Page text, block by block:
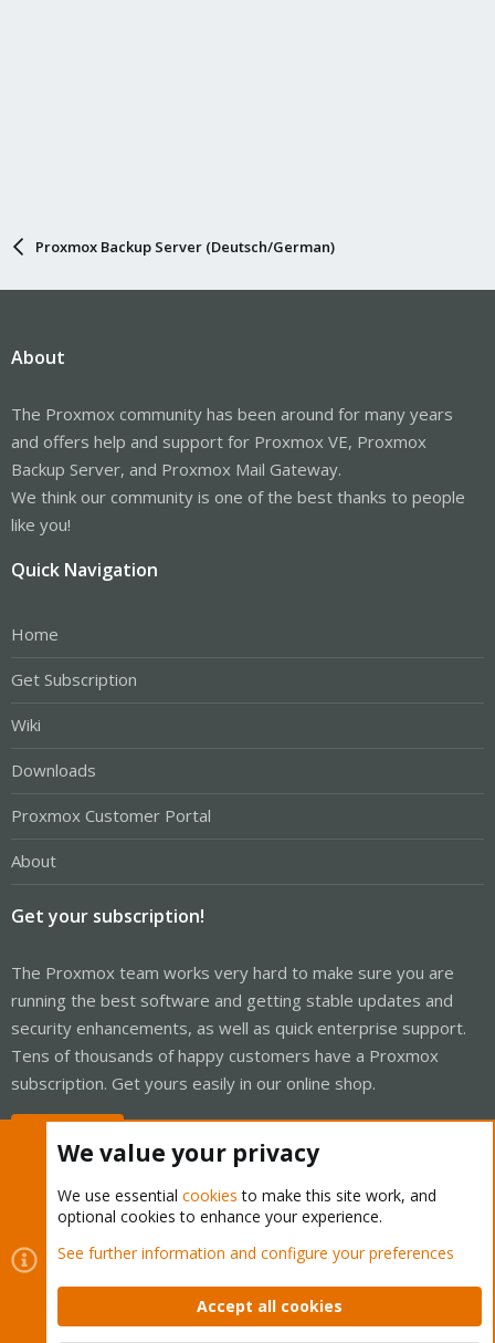
Proxmox Backup Server (Deutsch/German)
About
The Proxmox community has been around for many years
and offers help and support for Proxmox VE, Proxmox
Backup Server, and Proxmox Mail Gateway.
We think our community is one of the best thanks to people
like you!
Quick Navigation
Home
Get Subscription
Wiki
Downloads
Proxmox Customer Portal
About
Get your subscription!
The Proxmox team works very hard to make sure you are
running the best software and getting stable updates and
security enhancements, as well as quick enterprise support.
Tens of thousands of happy customers have a Proxmox
subscription. Get yours easily in our online shop.
Cookies
Proxmox Support Forum - Light Mode
Contact us
Terms and rules Privacy policy Help Home
We value your privacy
We use essential cookies to make this site work, and
optional cookies to enhance your experience.
See further information and configure your preferences
Accept all cookies